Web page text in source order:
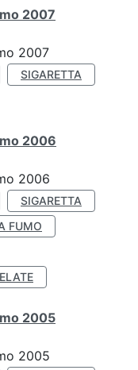
2007
2007
SIGARETTA
2006
2006
SIGARETTA
FUMO
2005
2005